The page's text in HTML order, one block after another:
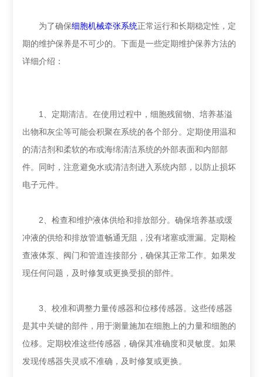
为了确保细胞机械牵张系统正常运行和长期稳定性，定
期的维护保养是不可少的。下面是一些定期维护保养方法的
详细介绍：
1、定期清洁。在使用过程中，细胞残留物、培养基溢
出物和灰尘等可能会积聚在系统的各个部分。定期使用温和
的清洁剂和柔软的布或海绵清洁系统的外部表面和内部部
件。同时，注意避免水或清洁剂进入系统内部，以防止损坏
电子元件。
2、检查和维护液体供给和排放部分。确保培养基或缓
冲液的供给和排放管道畅通无阻，没有堵塞或泄漏。定期检
查液体泵、阀门和管道连接部分，确保其正常工作。如果发
现任何问题，及时修复或更换受损的部件。
3、校准和调整力量传感器和位移传感器。这些传感器
是其中关键的部件，用于测量施加在细胞上的力量和细胞的
位移。定期校准这些传感器，确保其准确度和灵敏度。如果
发现传感器失灵或不准确，及时修复或更换。